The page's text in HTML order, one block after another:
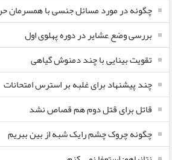
چگونه در مورد مسائل جنسی با همسرمان
بررسی وضع عشایر در دوره پهلوی اول
تقویت بینایی با چند دمنوش گیاهی
چند پیشنهاد برای غلبه بر استرس امتحانات
قاتل برای قتل دوم هم قصاص نشد
چگونه چروک چشم رایک شبه از بین ببریم